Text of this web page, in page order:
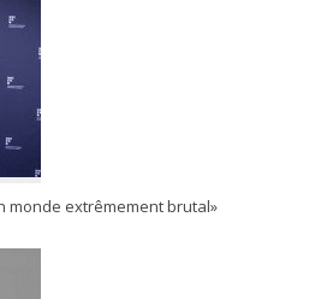
monde extrêmement brutal»